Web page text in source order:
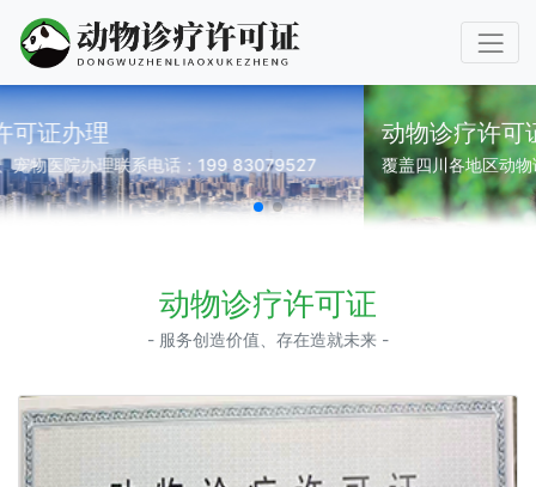
动物诊疗许可证代办
覆盖四川各地区动物诊疗许可证代办、企业登记代理
动物诊疗许可证
- 服务创造价值、存在造就未来 -